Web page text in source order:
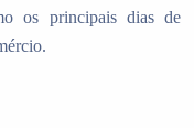
os principais dias de